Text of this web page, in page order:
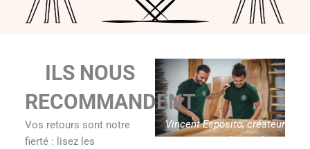
Vincent Esposito, créateur
ILS NOUS
RECOMMANDENT
Vos retours sont notre
fierté : lisez les